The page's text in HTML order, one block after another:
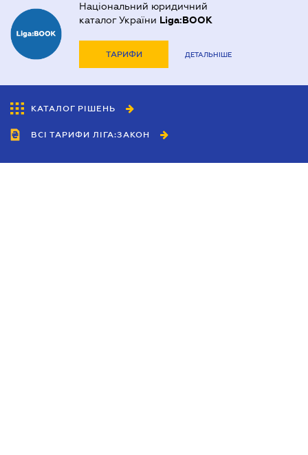
Національний юридичний
каталог України Liga:BOOK
ТАРИФИ ДЕТАЛЬНІШЕ
КАТАЛОГ РІШЕНЬ
ВСІ ТАРИФИ ЛІГА:ЗАКОН